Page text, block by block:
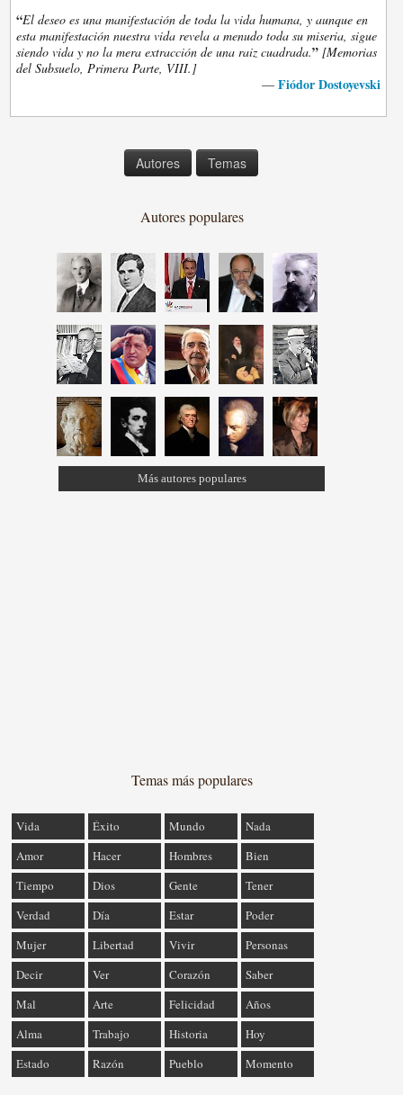
“El deseo es una manifestación de toda la vida humana, y aunque en
esta manifestación nuestra vida revela a menudo toda su miseria, sigue
siendo vida y no la mera extracción de una raiz cuadrada.” [Memorias
del Subsuelo, Primera Parte, VIII.]
— Fiódor Dostoyevski
Autores Temas
Autores populares
Más autores populares
Temas más populares
Vida Éxito Mundo
Nada
Amor
Hacer Hombres
Bien
Tiempo
Dios Gente
Tener
Verdad
Día Estar
Poder
Mujer
Libertad Vivir
Personas
Decir
Ver Corazón
Saber
Mal
Arte Felicidad
Años
Alma
Trabajo Historia
Hoy
Estado
Razón Pueblo Momento